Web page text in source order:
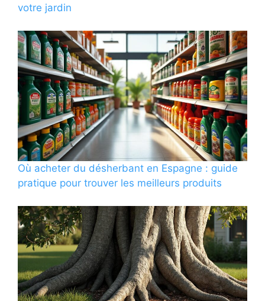
votre jardin
Où acheter du désherbant en Espagne : guide
pratique pour trouver les meilleurs produits